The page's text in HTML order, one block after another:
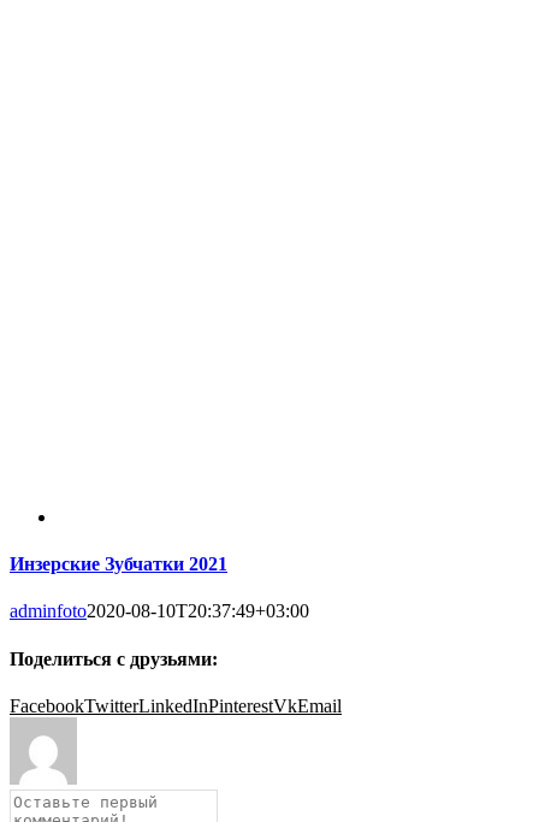
Инзерские Зубчатки 2021
adminfoto2020-08-10T20:37:49+03:00
Поделиться с друзьями:
FacebookTwitterLinkedInPinterestVkEmail